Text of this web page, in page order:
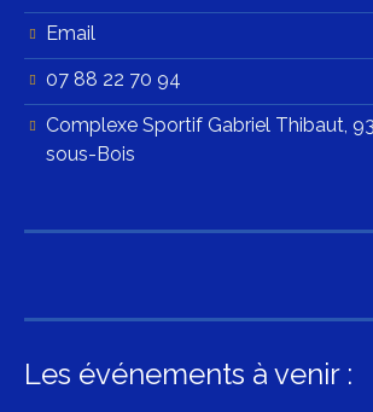
Email
07 88 22 70 94
Complexe Sportif Gabriel Thibaut,
sous-Bois
Les événements à venir :